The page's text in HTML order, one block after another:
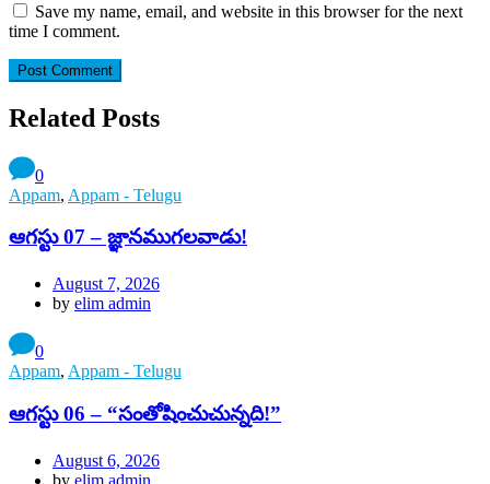
Save my name, email, and website in this browser for the next
time I comment.
Related Posts
0
Appam, Appam - Telugu
ఆగస్టు 07 – జ్ఞానముగలవాడు!
August 7, 2026
by elim admin
0
Appam, Appam - Telugu
ఆగస్టు 06 – “సంతోషించుచున్నది!”
August 6, 2026
by elim admin